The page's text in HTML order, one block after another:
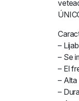
–
– Se
– El
–
–